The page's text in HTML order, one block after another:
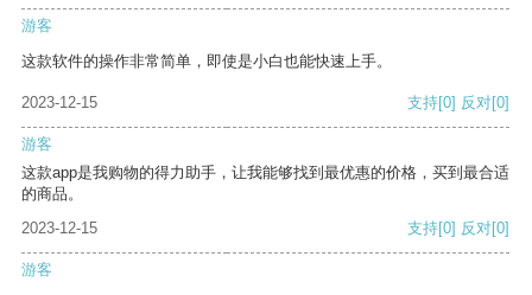
游客
这款软件的操作非常简单，即使是小白也能快速上手。
2023-12-15 支持[0] 反对[0]
游客
这款app是我购物的得力助手，让我能够找到最优惠的价格，买到最合适
的商品。
2023-12-15
支持[0] 反对[0]
游客